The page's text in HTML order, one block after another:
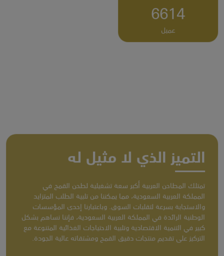
8,715
عميل
التميز الذي لا مثيل له
تمتلك المطاحن العربية أكبر سعة تشغيلية لطحن القمح في
المملكة العربية السعودية، مما يمكننا من تلبية الطلب المتزايد
والاستجابة بسرعة لتقلبات السوق. وباعتبارنا إحدى المؤسسات
الوطنية الرائدة في المملكة العربية السعودية، فإننا نساهم بشكل
كبير في التنمية الاقتصادية وتلبية الاحتياجات الغذائية المتنوعة مع
التركيز على تقديم منتجات دقيق القمح ومشتقاته عالية الجودة.